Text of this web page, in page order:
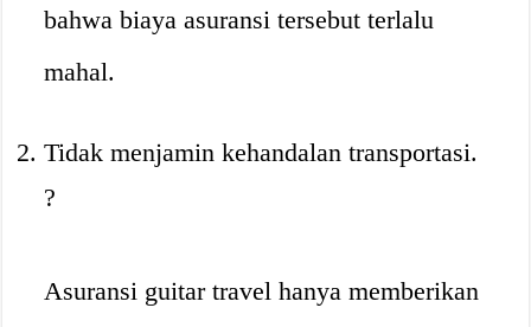
bahwa biaya asuransi tersebut terlalu
mahal.
Tidak menjamin kehandalan transportasi.
?
Asuransi guitar travel hanya memberikan